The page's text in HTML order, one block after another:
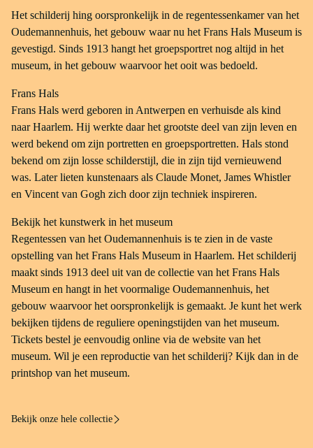
Het schilderij hing oorspronkelijk in de regentessenkamer van het
Oudemannenhuis, het gebouw waar nu het Frans Hals Museum is
gevestigd. Sinds 1913 hangt het groepsportret nog altijd in het
museum, in het gebouw waarvoor het ooit was bedoeld.
Frans Hals
Frans Hals werd geboren in Antwerpen en verhuisde als kind
naar Haarlem. Hij werkte daar het grootste deel van zijn leven en
werd bekend om zijn portretten en groepsportretten. Hals stond
bekend om zijn losse schilderstijl, die in zijn tijd vernieuwend
was. Later lieten kunstenaars als Claude Monet, James Whistler
en Vincent van Gogh zich door zijn techniek inspireren.
Bekijk het kunstwerk in het museum
Regentessen van het Oudemannenhuis is te zien in de vaste
opstelling van het Frans Hals Museum in Haarlem. Het schilderij
maakt sinds 1913 deel uit van de collectie van het Frans Hals
Museum en hangt in het voormalige Oudemannenhuis, het
gebouw waarvoor het oorspronkelijk is gemaakt. Je kunt het werk
bekijken tijdens de reguliere openingstijden van het museum.
Tickets bestel je eenvoudig online via de website van het
museum. Wil je een reproductie van het schilderij? Kijk dan in de
printshop van het museum.
Bekijk onze hele collectie